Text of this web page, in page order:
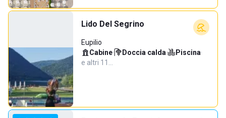
Lido Del Segrino
Eupilio
Cabine· Doccia calda· Piscina·
e altri 11…